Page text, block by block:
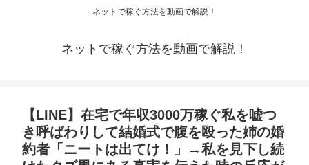
ネットで稼ぐ方法を動画で解説！
ネットで稼ぐ方法を動画で解説！
【LINE】在宅で年収3000万稼ぐ私を嘘つ
き呼ばわりして結婚式で腹を殴った姉の婚
約者「ニートは出てけ！」→私を見下し続